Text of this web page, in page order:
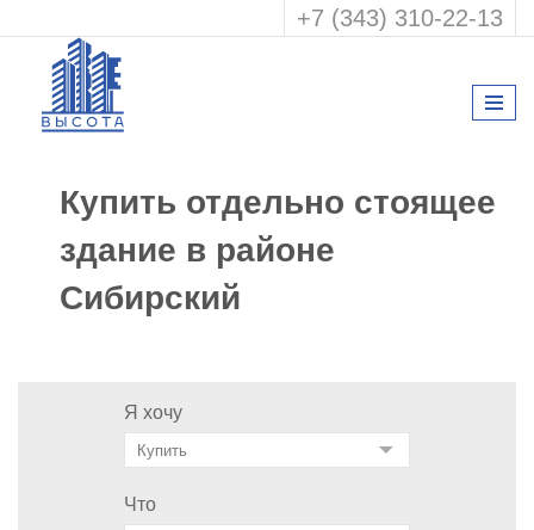
+7 (343) 310-22-13
Купить отдельно стоящее
здание в районе
Сибирский
Я хочу
Что